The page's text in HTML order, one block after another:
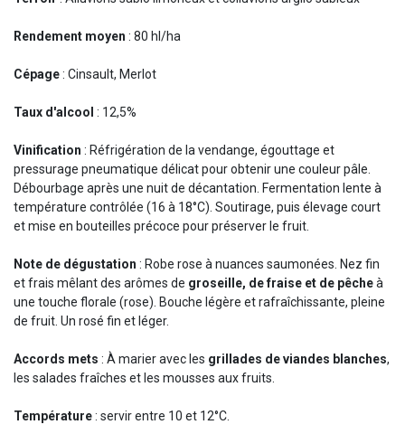
Rendement moyen : 80 hl/ha
Cépage: Cinsault, Merlot
Taux d'alcool : 12,5%
Vinification : Réfrigération de la vendange, égouttage et
pressurage pneumatique délicat pour obtenir une couleur pâle.
Débourbage après une nuit de décantation. Fermentation lente à
température contrôlée (16 à 18°C). Soutirage, puis élevage court
et mise en bouteilles précoce pour préserver le fruit.
Note de dégustation : Robe rose à nuances saumonées. Nez fin
et frais mêlant des arômes de groseille, de fraise et de pêcheà
une touche florale (rose). Bouche légère et rafraîchissante, pleine
de fruit. Un rosé fin et léger.
Accords mets : À marier avec les grillades de viandes blanches,
les salades fraîches et les mousses aux fruits.
Température: servir entre 10 et 12°C.